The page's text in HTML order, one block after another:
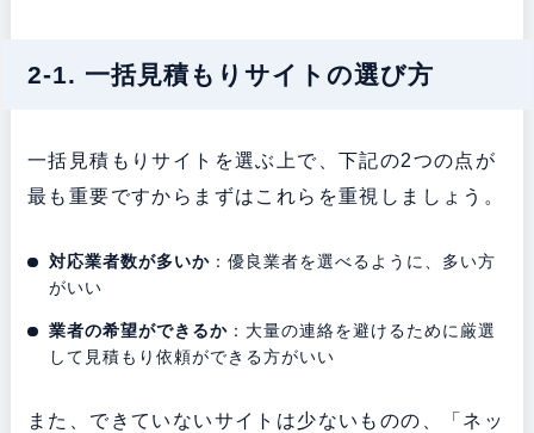
2-1. 一括見積もりサイトの選び方
一括見積もりサイトを選ぶ上で、下記の2つの点が
最も重要ですからまずはこれらを重視しましょう。
対応業者数が多いか ：優良業者を選べるように、多い方
がいい
業者の希望ができるか ：大量の連絡を避けるために厳選
して見積もり依頼ができる方がいい
また、できていないサイトは少ないものの、「ネッ